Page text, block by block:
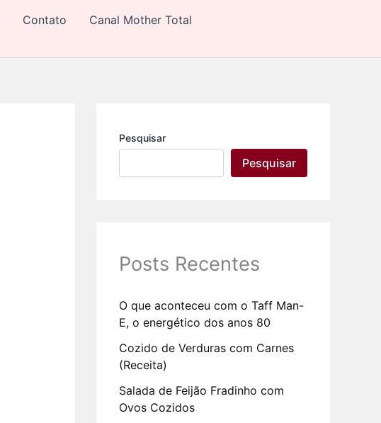
Contato
Canal Mother Total
Pesquisar
Pesquisar
Posts Recentes
O que aconteceu com o Taff Man-
E, o energético dos anos 80
Cozido de Verduras com Carnes
(Receita)
Salada de Feijão Fradinho com
Ovos Cozidos
a
s